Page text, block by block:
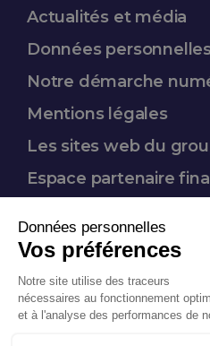
Actualités et média
Données personnelles
Notre démarche
Mentions légales
Les sites web du
Espace partenaire
Entrepriseà